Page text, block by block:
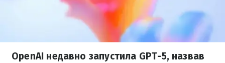
OpenAI недавно запустила GPT-5, назвав